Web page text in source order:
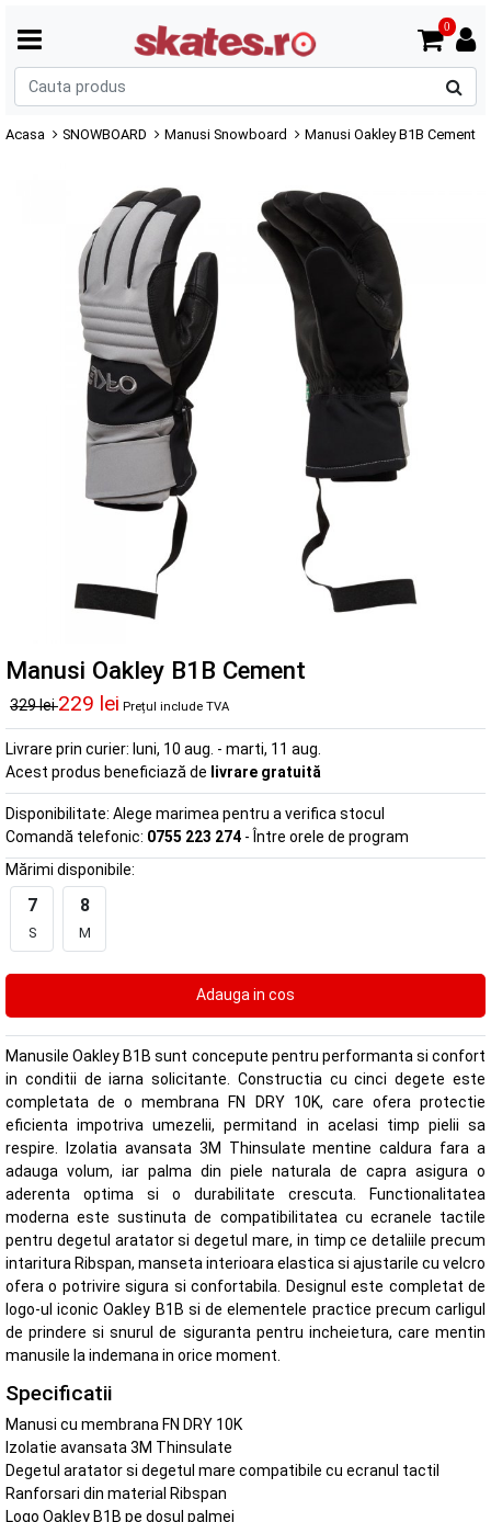
0
Acasa SNOWBOARD Manusi Snowboard Manusi Oakley B1B Cement
Manusi Oakley B1B Cement
329 lei229 lei Prețul include TVA
Livrare prin curier: luni, 10 aug. - marti, 11 aug.
Acest produs beneficiază de livrare gratuită
Disponibilitate: Alege marimea pentru a verifica stocul
Comandă telefonic: 0755 223 274 - Între orele de program
Mărimi disponibile:
7
S
8
M
Manusile Oakley B1B sunt concepute pentru performanta si confort
in conditii de iarna solicitante. Constructia cu cinci degete este
completata de o membrana FN DRY 10K, care ofera protectie
eficienta impotriva umezelii, permitand in acelasi timp pielii sa
respire. Izolatia avansata 3M Thinsulate mentine caldura fara a
adauga volum, iar palma din piele naturala de capra asigura o
aderenta optima si o durabilitate crescuta. Functionalitatea
moderna este sustinuta de compatibilitatea cu ecranele tactile
pentru degetul aratator si degetul mare, in timp ce detaliile precum
intaritura Ribspan, manseta interioara elastica si ajustarile cu velcro
ofera o potrivire sigura si confortabila. Designul este completat de
logo-ul iconic Oakley B1B si de elementele practice precum carligul
de prindere si snurul de siguranta pentru incheietura, care mentin
manusile la indemana in orice moment.
Specificatii
Manusi cu membrana FN DRY 10K
Izolatie avansata 3M Thinsulate
Degetul aratator si degetul mare compatibile cu ecranul tactil
Ranforsari din material Ribspan
Logo Oakley B1B pe dosul palmei